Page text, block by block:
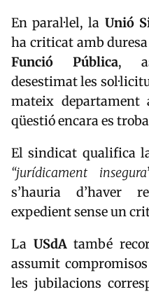
En paral·lel, la Unió
ha criticat amb
Funció Pública,
desestimat les
mateix
qüestió encara es
El sindicat qualifica
“jurídicament insegura
s’hauria d’haver
expedient sense un
La USdAtambé
assumit
les jubilacions